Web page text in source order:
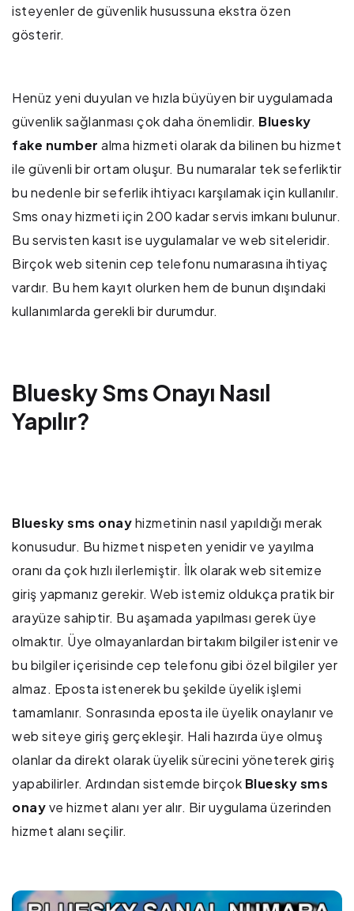
isteyenler de güvenlik husussuna ekstra özen
gösterir.
Henüz yeni duyulan ve hızla büyüyen bir uygulamada
güvenlik sağlanması çok daha önemlidir. Bluesky
fake number alma hizmeti olarak da bilinen bu hizmet
ile güvenli bir ortam oluşur. Bu numaralar tek seferliktir
bu nedenle bir seferlik ihtiyacı karşılamak için kullanılır.
Sms onay hizmeti için 200 kadar servis imkanı bulunur.
Bu servisten kasıt ise uygulamalar ve web siteleridir.
Birçok web sitenin cep telefonu numarasına ihtiyaç
vardır. Bu hem kayıt olurken hem de bunun dışındaki
kullanımlarda gerekli bir durumdur.
Bluesky Sms Onayı Nasıl
Yapılır?
Bluesky sms onayhizmetinin nasıl yapıldığı merak
konusudur. Bu hizmet nispeten yenidir ve yayılma
oranı da çok hızlı ilerlemiştir. İlk olarak web sitemize
giriş yapmanız gerekir. Web istemiz oldukça pratik bir
arayüze sahiptir. Bu aşamada yapılması gerek üye
olmaktır. Üye olmayanlardan birtakım bilgiler istenir ve
bu bilgiler içerisinde cep telefonu gibi özel bilgiler yer
almaz. Eposta istenerek bu şekilde üyelik işlemi
tamamlanır. Sonrasında eposta ile üyelik onaylanır ve
web siteye giriş gerçekleşir. Hali hazırda üye olmuş
olanlar da direkt olarak üyelik sürecini yöneterek giriş
yapabilirler. Ardından sistemde birçok Bluesky sms
onayve hizmet alanı yer alır. Bir uygulama üzerinden
hizmet alanı seçilir.